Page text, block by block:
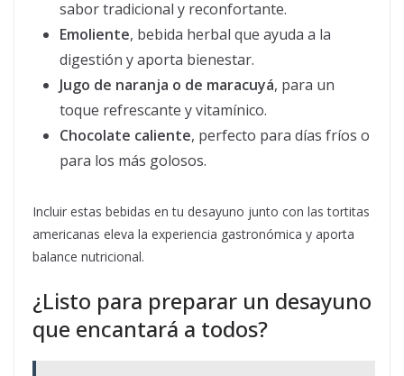
sabor tradicional y reconfortante.
Emoliente, bebida herbal que ayuda a la
digestión y aporta bienestar.
Jugo de naranja o de maracuyá, para un
toque refrescante y vitamínico.
Chocolate caliente, perfecto para días fríos o
para los más golosos.
Incluir estas bebidas en tu desayuno junto con las tortitas
americanas eleva la experiencia gastronómica y aporta
balance nutricional.
¿Listo para preparar un desayuno
que encantará a todos?